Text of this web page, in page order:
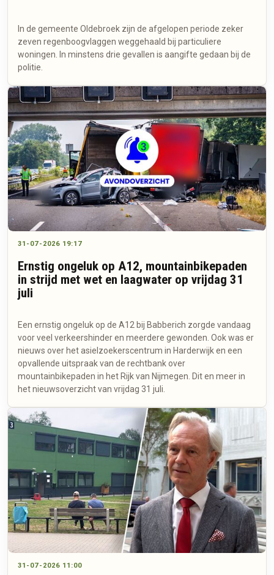
In de gemeente Oldebroek zijn de afgelopen periode zeker
zeven regenboogvlaggen weggehaald bij particuliere
woningen. In minstens drie gevallen is aangifte gedaan bij de
politie.
31-07-2026 19:17
Ernstig ongeluk op A12, mountainbikepaden
in strijd met wet en laagwater op vrijdag 31
juli
Een ernstig ongeluk op de A12 bij Babberich zorgde vandaag
voor veel verkeershinder en meerdere gewonden. Ook was er
nieuws over het asielzoekerscentrum in Harderwijk en een
opvallende uitspraak van de rechtbank over
mountainbikepaden in het Rijk van Nijmegen. Dit en meer in
het nieuwsoverzicht van vrijdag 31 juli.
31-07-2026 11:00